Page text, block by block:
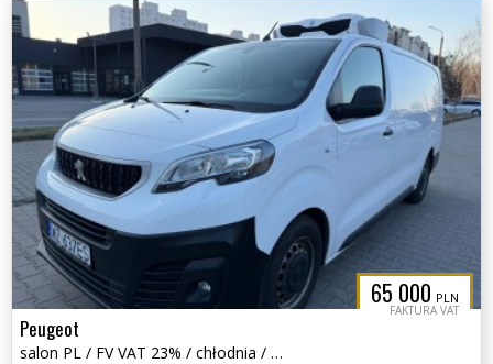
65 000 PLN
FAKTURA VAT
Peugeot
salon PL / FV VAT 23% / chłodnia / mroźnia / dwie komory / długi /